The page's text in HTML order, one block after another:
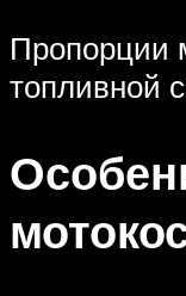
Пропорции
топливной